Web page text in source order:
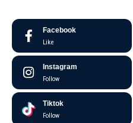
Facebook
Like
Instagram
Follow
Tiktok
Follow